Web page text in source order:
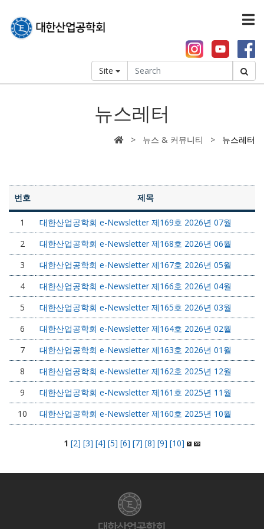
Site
뉴스레터
> 뉴스 & 커뮤니티 > 뉴스레터
번호 제목
1
대한산업공학회 e-Newsletter 제169호 2026년 07월
2
대한산업공학회 e-Newsletter 제168호 2026년 06월
3
대한산업공학회 e-Newsletter 제167호 2026년 05월
4
대한산업공학회 e-Newsletter 제166호 2026년 04월
5
대한산업공학회 e-Newsletter 제165호 2026년 03월
6
대한산업공학회 e-Newsletter 제164호 2026년 02월
7
대한산업공학회 e-Newsletter 제163호 2026년 01월
8
대한산업공학회 e-Newsletter 제162호 2025년 12월
9
대한산업공학회 e-Newsletter 제161호 2025년 11월
10
대한산업공학회 e-Newsletter 제160호 2025년 10월
1 [2] [3] [4] [5] [6] [7] [8] [9] [10]